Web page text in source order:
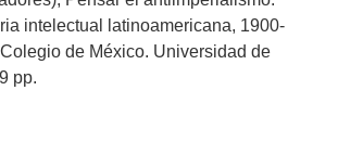
intelectual latinoamericana, 1900-
de México. Universidad de
pp.